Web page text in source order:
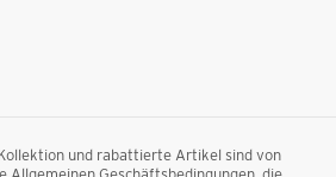
und rabattierte Artikel sind von